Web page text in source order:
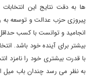
ها به دقت نتایج این
پیروزی حزب عدالت و توسعه
بیشتر برای آینده خود باشد.
با قدرت بیشتری خود را نامزد
به نظر می رسد چندان باب میل